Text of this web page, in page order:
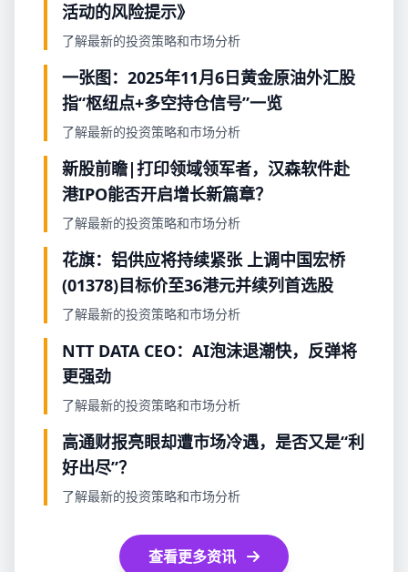
活动的风险提示》
了解最新的投资策略和市场分析
一张图：2025年11月6日黄金原油外汇股
指“枢纽点+多空持仓信号”一览
了解最新的投资策略和市场分析
新股前瞻|打印领域领军者，汉森软件赴
港IPO能否开启增长新篇章？
了解最新的投资策略和市场分析
花旗：铝供应将持续紧张 上调中国宏桥
(01378)目标价至36港元并续列首选股
了解最新的投资策略和市场分析
NTT DATA CEO：AI泡沫退潮快，反弹将
更强劲
了解最新的投资策略和市场分析
高通财报亮眼却遭市场冷遇，是否又是“利
好出尽”？
了解最新的投资策略和市场分析
查看更多资讯